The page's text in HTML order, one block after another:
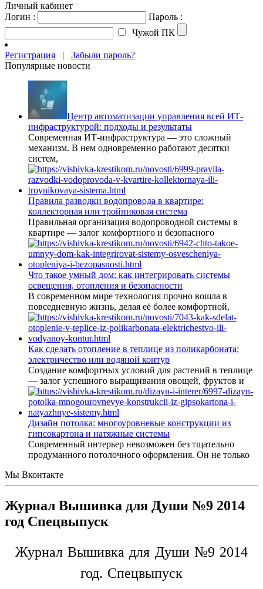
Личный кабинет
Логин :
Пароль :
Чужой ПК
Регистрация | Забыли пароль?
Популярные новости
Центр автоматизации управления всей ИТ-
инфраструктурой: подходы и результаты
Современная ИТ-инфраструктура — это сложный
механизм. В нем одновременно работают десятки
систем,
Правила разводки водопровода в квартире:
коллекторная или тройниковая система
Правильная организация водопроводной системы в
квартире — залог комфортного и безопасного
Что такое умный дом: как интегрировать системы
освещения, отопления и безопасности
В современном мире технология прочно вошла в
повседневную жизнь, делая её более комфортной,
Как сделать отопление в теплице из поликарбоната:
электричество или водяной контур
Создание комфортных условий для растений в теплице
— залог успешного выращивания овощей, фруктов и
Дизайн потолка: многоуровневые конструкции из
гипсокартона и натяжные системы
Современный интерьер невозможен без тщательно
продуманного потолочного оформления. Он не только
Мы Вконтакте
Журнал Вышивка для Души №9 2014
год Спецвыпуск
Журнал Вышивка для Души №9 2014
год. Спецвыпуск